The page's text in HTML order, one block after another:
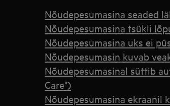
Nõudepesumasina seaded
Nõudepesumasina tsükli
Nõudepesumasina uks ei
Nõudepesumasin kuvab
Nõudepesumasinal süttib
Care")
Nõudepesumasina ekraanil